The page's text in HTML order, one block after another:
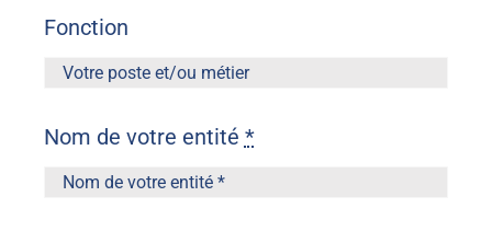
Fonction
Nom de votre entité *